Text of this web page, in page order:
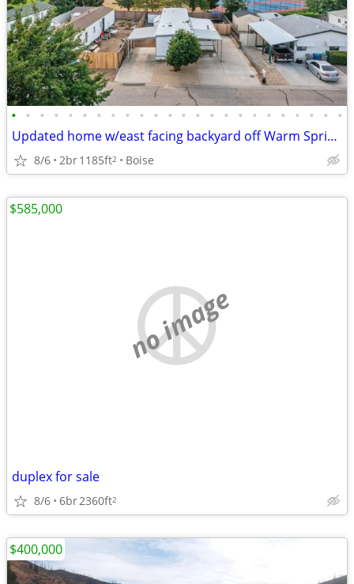
• • • • • • • • • • • • • • • • • • • • • • • •
Updated home w/east facing backyard off Warm Springs-only $275k!
8/6 2br1185ft2 Boise
no image
duplex for sale
8/6 6br2360ft2
$585,000
$400,000